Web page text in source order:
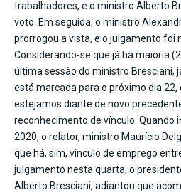
trabalhadores, e o ministro Alberto
voto. Em seguida, o ministro
prorrogou a vista, e o julgamento foi
Considerando-se que já há maioria
última sessão do ministro Bresciani,
está marcada para o próximo dia 22,
estejamos diante de novo
reconhecimento de vínculo. Quando
2020, o relator, ministro Maurício
que há, sim, vínculo de emprego
julgamento nesta quarta, o
Alberto Bresciani, adiantou que